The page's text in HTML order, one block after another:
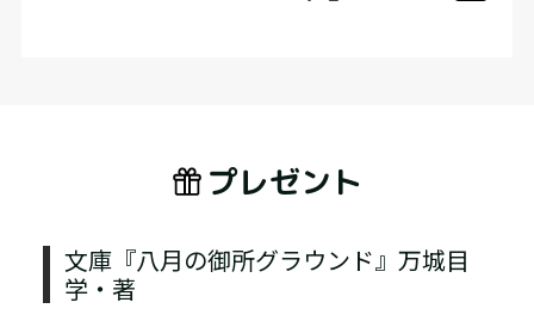
プレゼント
文庫『八月の御所グラウンド』万城目
学・著